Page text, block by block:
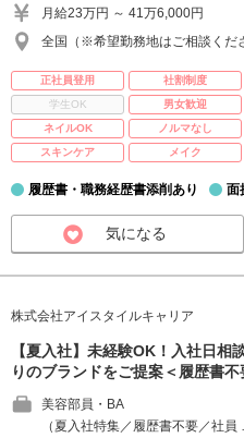
月給23万円 ～ 41万6,000円
全国（※希望勤務地はご相談くだ
正社員登用 社割制度
学生OK
男女歓迎
ネイルOK
ノルマなし
スキンケア
メイク
履歴書・職務経歴書添削あり 面
気になる
株式会社アイスタイルキャリア
【夏入社】未経験OK！入社日
りのブランドをご提案＜履歴書不
美容部員・BA
（夏入社特集／履歴書不要／社